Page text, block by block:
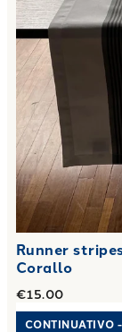
Runner
Corallo
€15.00
Link to "
CONTINUATIVO